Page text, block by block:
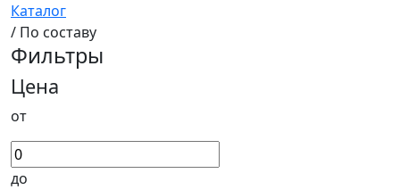
Каталог
/ По составу
Фильтры
Цена
от
до